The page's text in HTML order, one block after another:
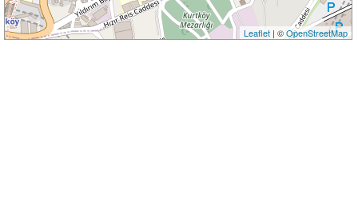
Leaflet| ©OpenStreetMap